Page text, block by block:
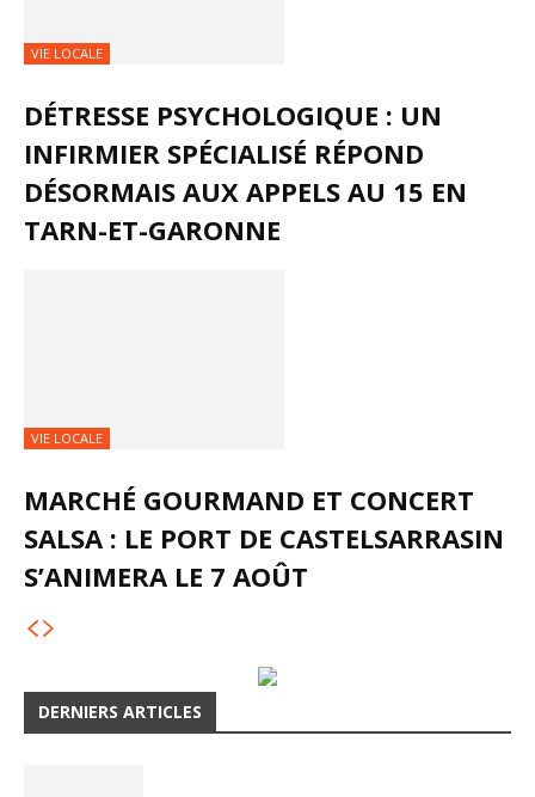
VIE LOCALE
DÉTRESSE PSYCHOLOGIQUE : UN
INFIRMIER SPÉCIALISÉ RÉPOND
DÉSORMAIS AUX APPELS AU 15 EN
TARN-ET-GARONNE
VIE LOCALE
MARCHÉ GOURMAND ET CONCERT
SALSA : LE PORT DE CASTELSARRASIN
S’ANIMERA LE 7 AOÛT
DERNIERS ARTICLES